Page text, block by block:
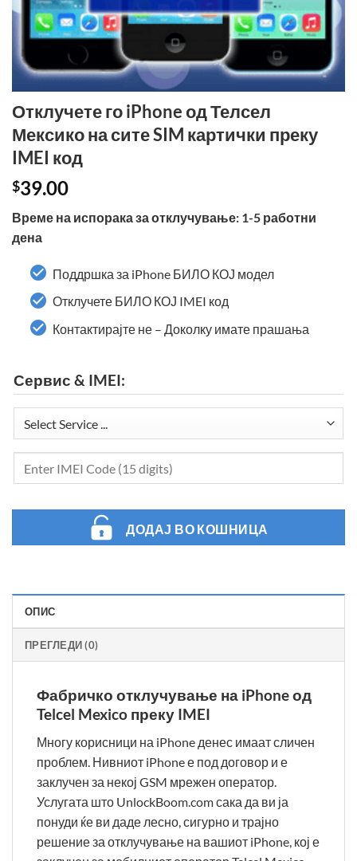
Отклучете го iPhone од Телсел
Мексико на сите SIM картички преку
IMEI код
$39.00
Време на испорака за отклучување: 1-5 работни
дена
Поддршка за iPhone БИЛО КОЈ модел
Отклучете БИЛО КОЈ IMEI код
Контактирајте не – Доколку имате прашања
Сервис & IMEI:
ДОДАЈ ВО КОШНИЦА
ОПИС
ПРЕГЛЕДИ (0)
Фабричко отклучување на iPhone од
Telcel Mexico преку IMEI
Многу корисници на iPhone денес имаат сличен
проблем. Нивниот iPhone е под договор и е
заклучен за некој GSM мрежен оператор.
Услугата што UnlockBoom.com сака да ви ја
понуди ќе ви даде лесно, сигурно и трајно
решение за отклучување на вашиот iPhone, кој е